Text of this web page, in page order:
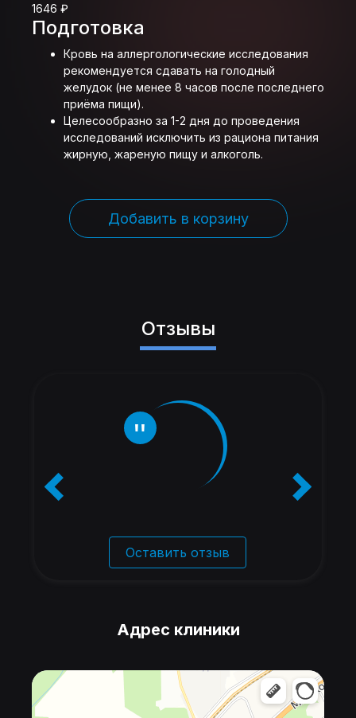
1646 ₽
Подготовка
Кровь на аллергологические исследования
рекомендуется сдавать на голодный
желудок (не менее 8 часов после последнего
приёма пищи).
Целесообразно за 1-2 дня до проведения
исследований исключить из рациона питания
жирную, жареную пищу и алкоголь.
Добавить в корзину
Отзывы
Оставить отзыв
Адрес клиники